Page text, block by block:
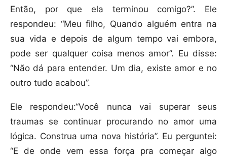
Então, por que ela terminou comigo?”. Ele
respondeu: “Meu filho, Quando alguém entra na
sua vida e depois de algum tempo vai embora,
pode ser qualquer coisa menos amor”. Eu disse:
“Não dá para entender. Um dia, existe amor e no
outro tudo acabou”.
Ele respondeu:“Você nunca vai superar seus
traumas se continuar procurando no amor uma
lógica. Construa uma nova história”. Eu perguntei:
“E de onde vem essa força pra começar algo